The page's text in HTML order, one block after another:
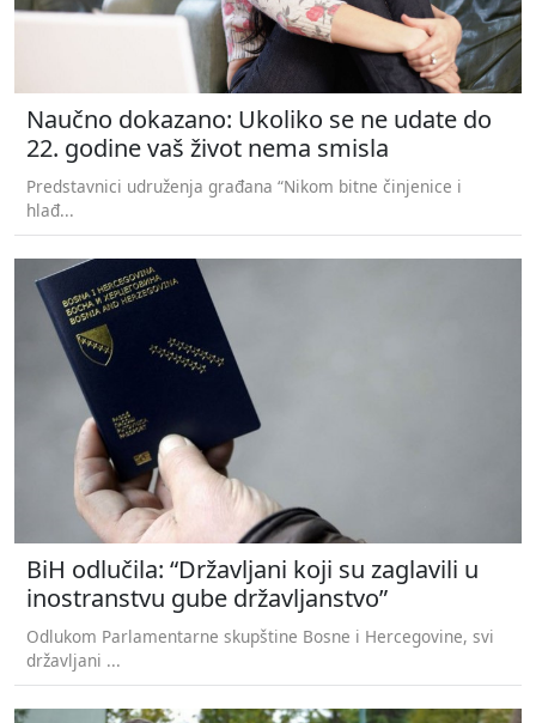
Naučno dokazano: Ukoliko se ne udate do
22. godine vaš život nema smisla
Predstavnici udruženja građana “Nikom bitne činjenice i
hlađ...
BiH odlučila: “Državljani koji su zaglavili u
inostranstvu gube državljanstvo”
Odlukom Parlamentarne skupštine Bosne i Hercegovine, svi
državljani ...